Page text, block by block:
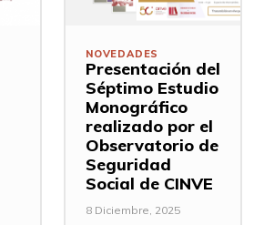
NOVEDADES
Presentación del
Séptimo Estudio
Monográfico
realizado por el
Observatorio de
Seguridad
Social de CINVE
8 Diciembre, 2025